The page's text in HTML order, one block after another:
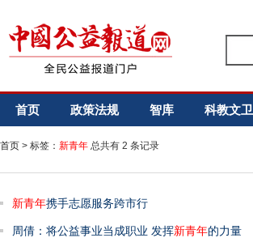
首页 政策法规 智库 科教文卫
首页 > 标签： 新青年 总共有 2 条记录
新青年携手志愿服务跨市行
周倩：将公益事业当成职业 发挥新青年的力量